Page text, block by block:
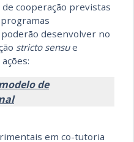
cooperação previstas
desenvolver no
stricto sensue
de
em co-tutoria